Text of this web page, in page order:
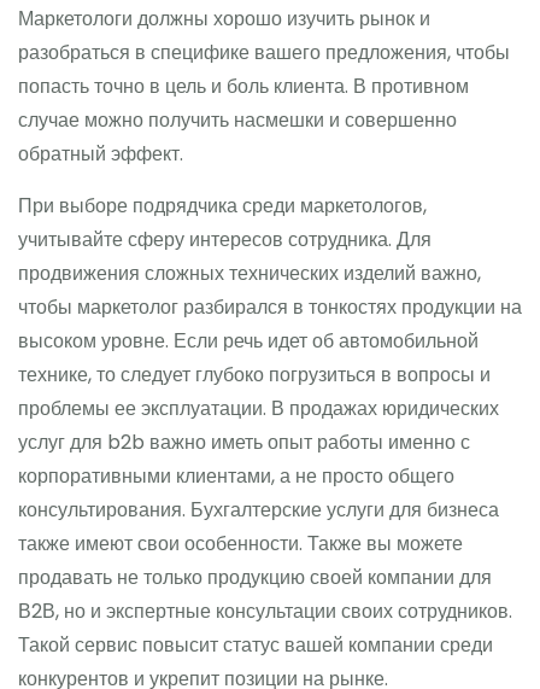
Маркетологи должны хорошо изучить рынок и
разобраться в специфике вашего предложения, чтобы
попасть точно в цель и боль клиента. В противном
случае можно получить насмешки и совершенно
обратный эффект.
При выборе подрядчика среди маркетологов,
учитывайте сферу интересов сотрудника. Для
продвижения сложных технических изделий важно,
чтобы маркетолог разбирался в тонкостях продукции на
высоком уровне. Если речь идет об автомобильной
технике, то следует глубоко погрузиться в вопросы и
проблемы ее эксплуатации. В продажах юридических
услуг для b2b важно иметь опыт работы именно с
корпоративными клиентами, а не просто общего
консультирования. Бухгалтерские услуги для бизнеса
также имеют свои особенности. Также вы можете
продавать не только продукцию своей компании для
В2В, но и экспертные консультации своих сотрудников.
Такой сервис повысит статус вашей компании среди
конкурентов и укрепит позиции на рынке.